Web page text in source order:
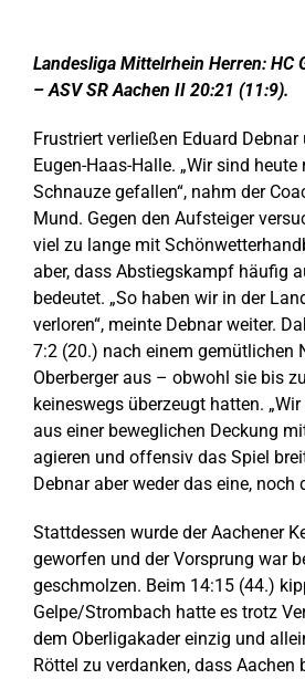
grösseres
Bild
Landesliga Mittelrhein Herren: HC
– ASV SR Aachen II 20:21 (11:9).
Frustriert verließen Eduard
Eugen-Haas-Halle. „Wir sind
Schnauze gefallen“, nahm der
Mund. Gegen den Aufsteiger
viel zu lange mit
aber, dass Abstiegskampf häufig
bedeutet. „So haben wir in der
verloren“, meinte Debnar weiter.
7:2 (20.) nach einem gemütlichen
Oberberger aus – obwohl sie bis
keineswegs überzeugt hatten.
aus einer beweglichen Deckung
agieren und offensiv das Spiel
Debnar aber weder das eine, noch
Stattdessen wurde der Aachener
geworfen und der Vorsprung war
geschmolzen. Beim 14:15 (44.)
Gelpe/Strombach hatte es trotz
dem Oberligakader einzig und
Röttel zu verdanken, dass Aachen